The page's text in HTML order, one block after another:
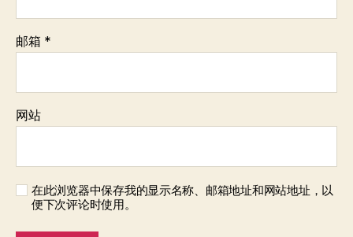
邮箱 *
网站
在此浏览器中保存我的显示名称、邮箱地址和网站地址，以
便下次评论时使用。